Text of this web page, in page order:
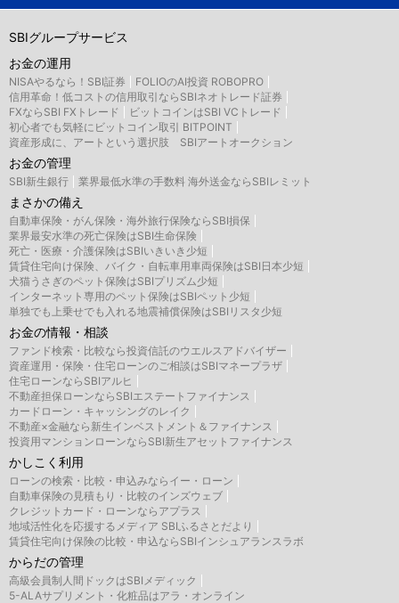
SBIグループサービス
お金の運用
NISAやるなら！SBI証券
FOLIOのAI投資 ROBOPRO
信用革命！低コストの信用取引ならSBIネオトレード証券
FXならSBI FXトレード
ビットコインはSBI VCトレード
初心者でも気軽にビットコイン取引 BITPOINT
資産形成に、アートという選択肢 SBIアートオークション
お金の管理
SBI新生銀行 業界最低水準の手数料 海外送金ならSBIレミット
まさかの備え
自動車保険・がん保険・海外旅行保険ならSBI損保
業界最安水準の死亡保険はSBI生命保険
死亡・医療・介護保険はSBIいきいき少短
賃貸住宅向け保険、バイク・自転車用車両保険はSBI日本少短
犬猫うさぎのペット保険はSBIプリズム少短
インターネット専用のペット保険はSBIペット少短
単独でも上乗せでも入れる地震補償保険はSBIリスタ少短
お金の情報・相談
ファンド検索・比較なら投資信託のウエルスアドバイザー
資産運用・保険・住宅ローンのご相談はSBIマネープラザ
住宅ローンならSBIアルヒ
不動産担保ローンならSBIエステートファイナンス
カードローン・キャッシングのレイク
不動産×金融なら新生インベストメント＆ファイナンス
投資用マンションローンならSBI新生アセットファイナンス
かしこく利用
ローンの検索・比較・申込みならイー・ローン
自動車保険の見積もり・比較のインズウェブ
クレジットカード・ローンならアプラス
地域活性化を応援するメディア SBIふるさとだより
賃貸住宅向け保険の比較・申込ならSBIインシュアランスラボ
からだの管理
高級会員制人間ドックはSBIメディック
5-ALAサプリメント・化粧品はアラ・オンライン